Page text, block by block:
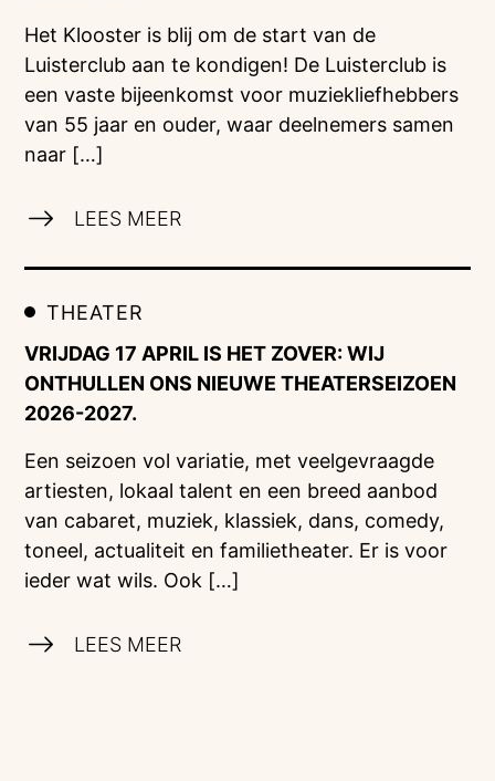
Het Klooster is blij om de start van de
Luisterclub aan te kondigen! De Luisterclub is
een vaste bijeenkomst voor muziekliefhebbers
van 55 jaar en ouder, waar deelnemers samen
naar […]
LEES MEER
THEATER
VRIJDAG 17 APRIL IS HET ZOVER: WIJ
ONTHULLEN ONS NIEUWE THEATERSEIZOEN
2026-2027.
Een seizoen vol variatie, met veelgevraagde
artiesten, lokaal talent en een breed aanbod
van cabaret, muziek, klassiek, dans, comedy,
toneel, actualiteit en familietheater. Er is voor
ieder wat wils. Ook […]
LEES MEER